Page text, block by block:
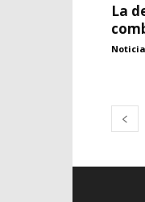
La